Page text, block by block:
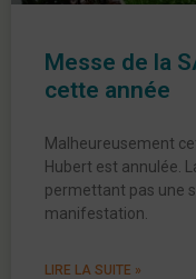
Messe de la
cette année
Malheureusement
Hubert est annulée.
permettant pas une
manifestation.
LIRE LA SUITE »